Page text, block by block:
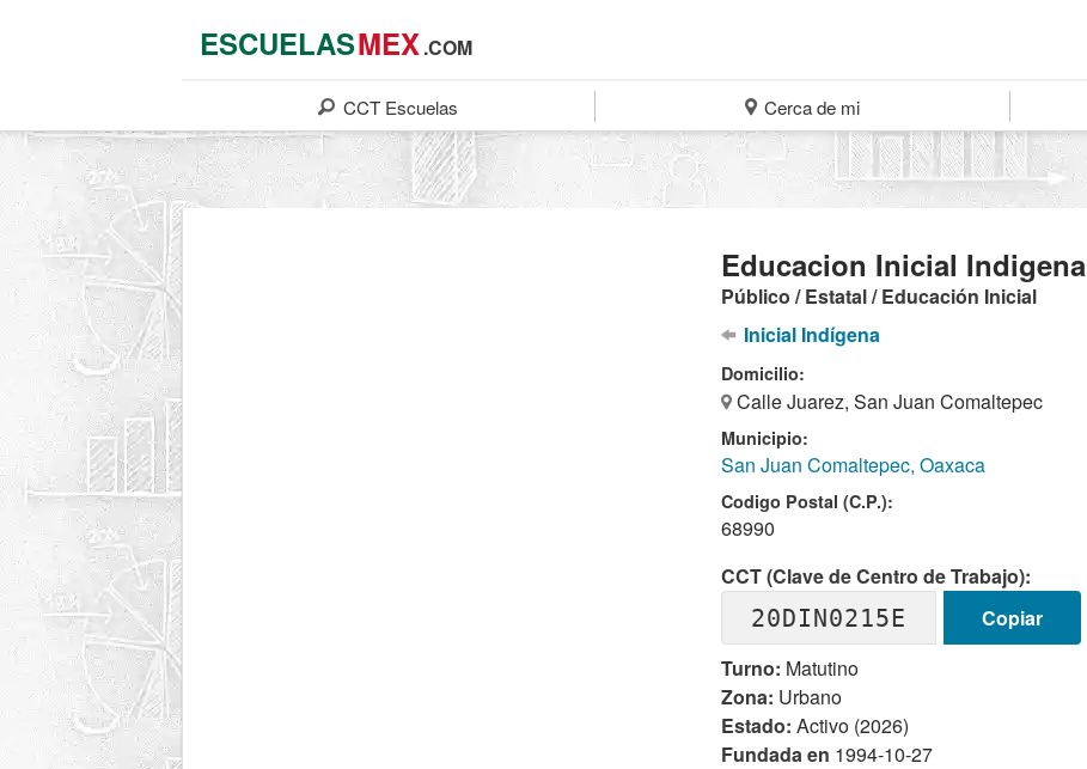
ESCUELASMEX.COM
CCT Escuelas Cerca de mi
Educacion Inicial Indigena
Público / Estatal / Educación Inicial
Inicial Indígena
Domicilio:
Calle Juarez, San Juan Comaltepec
Municipio:
San Juan Comaltepec, Oaxaca
Codigo Postal (C.P.):
68990
CCT (Clave de Centro de Trabajo):
20DIN0215E
Copiar
Turno: Matutino
Zona: Urbano
Estado: Activo (2026)
Fundada en 1994-10-27